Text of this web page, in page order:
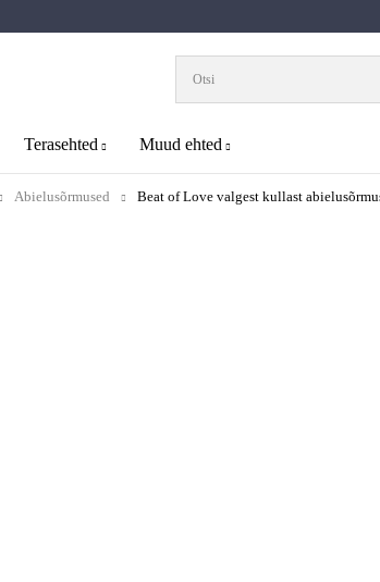
Terasehted Muud ehted
Abielusõrmused Beat of Love valgest kullast